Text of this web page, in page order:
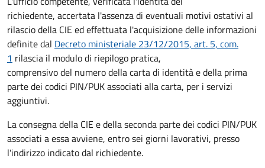
richiedente, accertata l'assenza di eventuali motivi ostativi al
rilascio della CIE ed effettuata l'acquisizione delle informazioni
definite dal Decreto ministeriale 23/12/2015, art. 5, com.
1 rilascia il modulo di riepilogo pratica,
comprensivo del numero della carta di identità e della prima
parte dei codici PIN/PUK associati alla carta, per i servizi
aggiuntivi.
La consegna della CIE e della seconda parte dei codici PIN/PUK
associati a essa avviene, entro sei giorni lavorativi, presso
l'indirizzo indicato dal richiedente.